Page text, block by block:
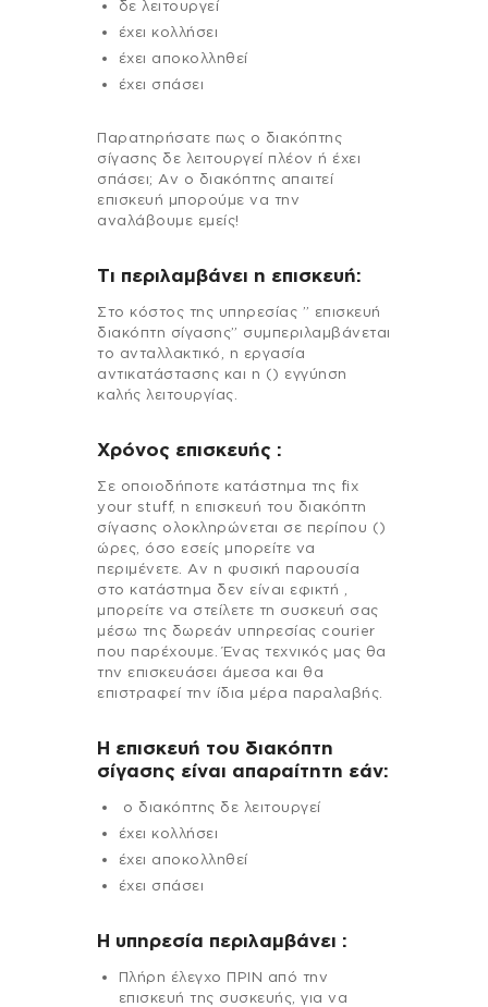
δε λειτουργεί
έχει κολλήσει
έχει αποκολληθεί
έχει σπάσει
Παρατηρήσατε πως ο διακόπτης
σίγασης δε λειτουργεί πλέον ή έχει
σπάσει; Αν ο διακόπτης απαιτεί
επισκευή μπορούμε να την
αναλάβουμε εμείς!
Τι περιλαμβάνει η επισκευή:
Στo κόστος της υπηρεσίας ” επισκευή
διακόπτη σίγασης” συμπεριλαμβάνεται
το ανταλλακτικό, η εργασία
αντικατάστασης και η () εγγύηση
καλής λειτουργίας.
Χρόνος επισκευής :
Σε οποιοδήποτε κατάστημα της fix
your stuff, η επισκευή του διακόπτη
σίγασης ολοκληρώνεται σε περίπου ()
ώρες, όσο εσείς μπορείτε να
περιμένετε. Αν η φυσική παρουσία
στο κατάστημα δεν είναι εφικτή ,
μπορείτε να στείλετε τη συσκευή σας
μέσω της δωρεάν υπηρεσίας courier
που παρέχουμε. Ένας τεχνικός μας θα
την επισκευάσει άμεσα και θα
επιστραφεί την ίδια μέρα παραλαβής.
Η επισκευή του διακόπτη
σίγασης είναι απαραίτητη εάν:
ο διακόπτης δε λειτουργεί
έχει κολλήσει
έχει αποκολληθεί
έχει σπάσει
H υπηρεσία περιλαμβάνει :
Πλήρη έλεγχο ΠΡΙΝ από την
επισκευή της συσκευής, για να